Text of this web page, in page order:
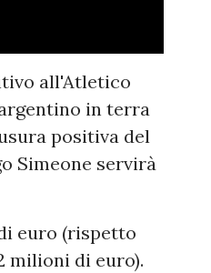
all'Atletico
in terra
positiva del
Simeone servirà
euro (rispetto
milioni di euro).